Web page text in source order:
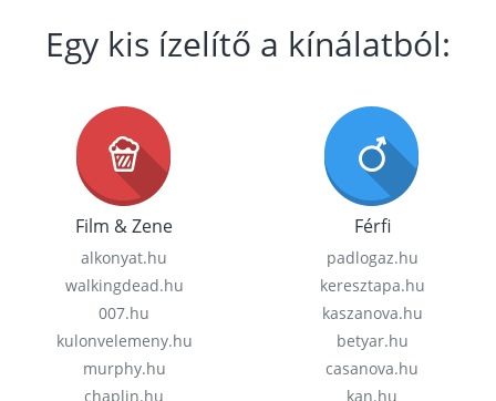
Egy kis ízelítő a kínálatból:
Film & Zene
alkonyat.hu
walkingdead.hu
007.hu
kulonvelemeny.hu
murphy.hu
chaplin.hu
Férfi
padlogaz.hu
keresztapa.hu
kaszanova.hu
betyar.hu
casanova.hu
kan.hu